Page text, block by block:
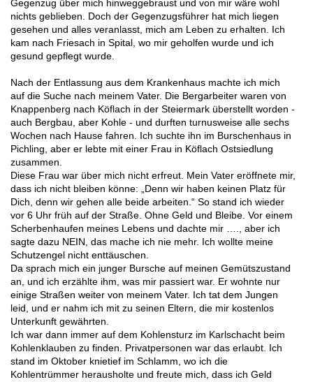
Gegenzug über mich hinweggebraust und von mir wäre wohl
nichts geblieben. Doch der Gegenzugsführer hat mich liegen
gesehen und alles veranlasst, mich am Leben zu erhalten. Ich
kam nach Friesach in Spital, wo mir geholfen wurde und ich
gesund gepflegt wurde.
Nach der Entlassung aus dem Krankenhaus machte ich mich
auf die Suche nach meinem Vater. Die Bergarbeiter waren von
Knappenberg nach Köflach in der Steiermark überstellt worden -
auch Bergbau, aber Kohle - und durften turnusweise alle sechs
Wochen nach Hause fahren. Ich suchte ihn im Burschenhaus in
Pichling, aber er lebte mit einer Frau in Köflach Ostsiedlung
zusammen.
Diese Frau war über mich nicht erfreut. Mein Vater eröffnete mir,
dass ich nicht bleiben könne: „Denn wir haben keinen Platz für
Dich, denn wir gehen alle beide arbeiten.“ So stand ich wieder
vor 6 Uhr früh auf der Straße. Ohne Geld und Bleibe. Vor einem
Scherbenhaufen meines Lebens und dachte mir …., aber ich
sagte dazu NEIN, das mache ich nie mehr. Ich wollte meine
Schutzengel nicht enttäuschen.
Da sprach mich ein junger Bursche auf meinen Gemütszustand
an, und ich erzählte ihm, was mir passiert war. Er wohnte nur
einige Straßen weiter von meinem Vater. Ich tat dem Jungen
leid, und er nahm ich mit zu seinen Eltern, die mir kostenlos
Unterkunft gewährten.
Ich war dann immer auf dem Kohlensturz im Karlschacht beim
Kohlenklauben zu finden. Privatpersonen war das erlaubt. Ich
stand im Oktober knietief im Schlamm, wo ich die
Kohlentrümmer herausholte und freute mich, dass ich Geld